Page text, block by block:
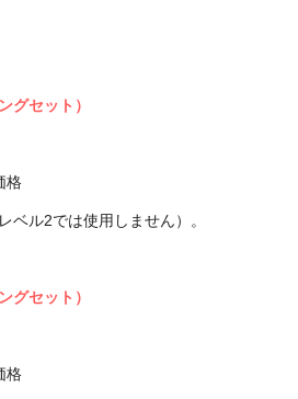
グセット）
格
ベル2では使用しません）。
グセット）
格